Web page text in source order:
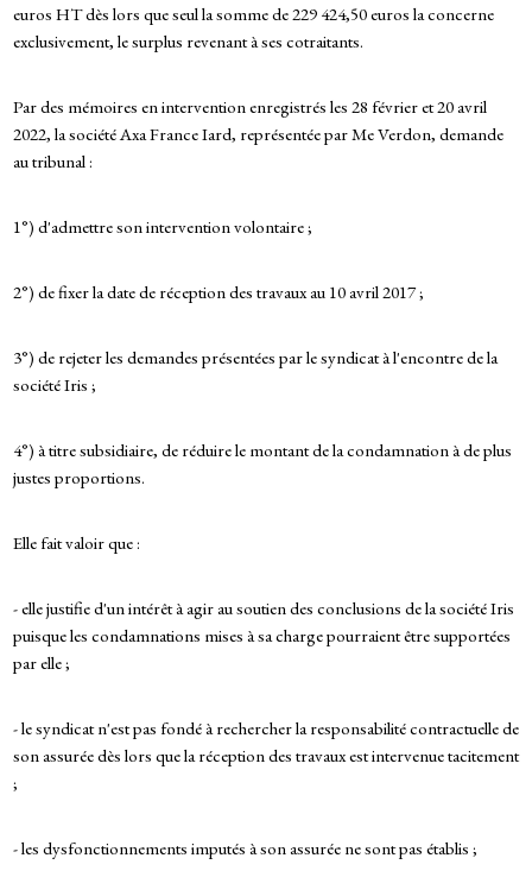
euros HT dès lors que seul la somme de 229 424,50 euros la concerne
exclusivement, le surplus revenant à ses cotraitants.
Par des mémoires en intervention enregistrés les 28 février et 20 avril
2022, la société Axa France Iard, représentée par Me Verdon, demande
au tribunal :
1°) d'admettre son intervention volontaire ;
2°) de fixer la date de réception des travaux au 10 avril 2017 ;
3°) de rejeter les demandes présentées par le syndicat à l'encontre de la
société Iris ;
4°) à titre subsidiaire, de réduire le montant de la condamnation à de plus
justes proportions.
Elle fait valoir que :
- elle justifie d'un intérêt à agir au soutien des conclusions de la société Iris
puisque les condamnations mises à sa charge pourraient être supportées
par elle ;
- le syndicat n'est pas fondé à rechercher la responsabilité contractuelle de
son assurée dès lors que la réception des travaux est intervenue tacitement
;
- les dysfonctionnements imputés à son assurée ne sont pas établis ;